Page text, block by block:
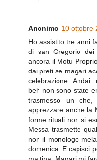
Anonimo 10 ottobre
Ho assistito tre anni
di san Gregorio
ancora il Motu
dai preti se magari
celebrazione.
beh non sono state
trasmesso un
apprezzare anche la
forme rituali non si
Messa trasmette
non il monologo
domenica. E capisci